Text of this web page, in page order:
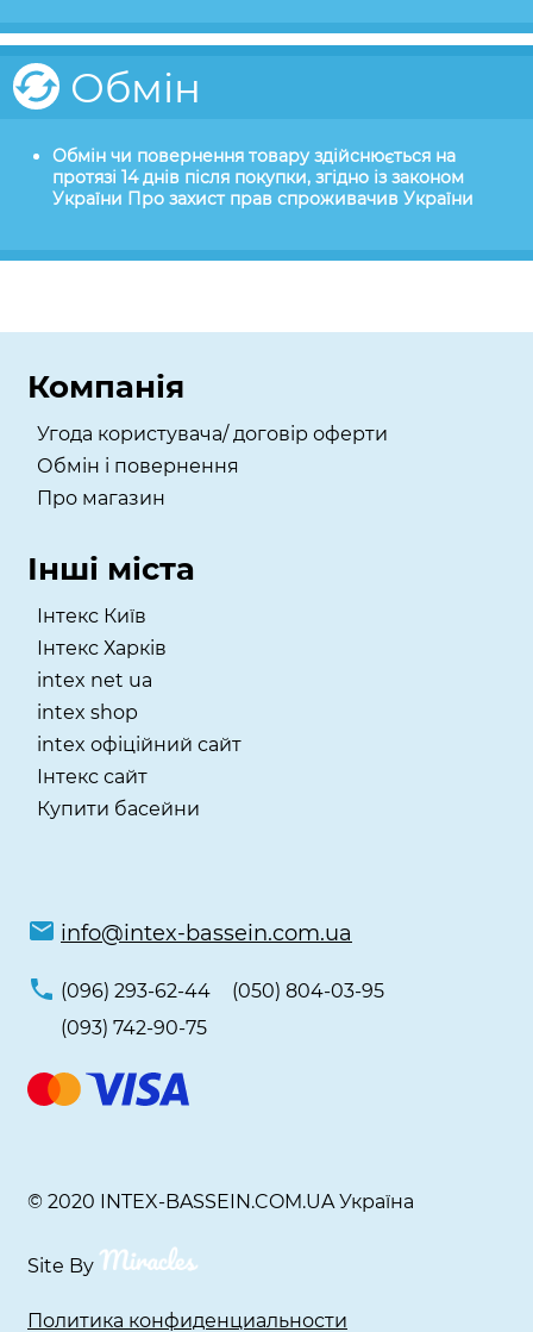
Обмін
Обмін чи повернення товару здійснюється на
протязі 14 днів після покупки, згідно із законом
України Про захист прав спроживачив України
Компанія
Угода користувача/ договір оферти
Обмін і повернення
Про магазин
Інші міста
Інтекс Київ
​Інтекс Харків
intex net ua
intex shop
intex офіційний сайт
Інтекс сайт
Купити басейни
info@intex-bassein.com.ua
(096) 293-62-44
(050) 804-03-95
(093) 742-90-75
© 2020 INTEX-BASSEIN.COM.UA Україна
Site By
Политика конфиденциальности